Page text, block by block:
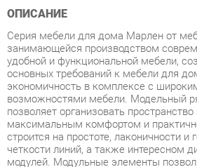
занимающейся производством
удобной и функциональной мебели,
основных требований к мебели для
экономичность в комплексе с
возможностями мебели. Модельный
позволяет организовать пространство
максимальным комфортом и
строится на простоте, лаконичности и
четкости линий, а также интересном
модулей. Модульные элементы
любой конфигурации и под разные
Безопасность и экологичность лежат в
линеек фабрики Яна. Спокойная